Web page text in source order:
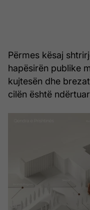
Përmes kësaj
hapësirën publike
kujtesën dhe
cilën është